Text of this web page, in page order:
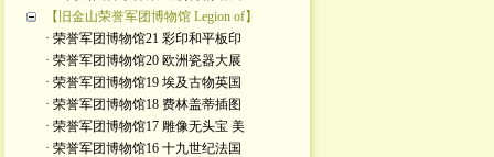
【旧金山荣誉军团博物馆 Legion of】
· 荣誉军团博物馆21 彩印和平板印
· 荣誉军团博物馆20 欧洲瓷器大展
· 荣誉军团博物馆19 埃及古物英国
· 荣誉军团博物馆18 费林盖蒂插图
· 荣誉军团博物馆17 雕像无头宝 美
· 荣誉军团博物馆16 十九世纪法国